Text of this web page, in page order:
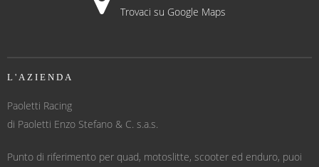
Trovaci su Google Maps
L'AZIENDA
Paoletti Racing
di Paoletti Enzo Stefano & C. s.a.s.
Punto di riferimento per quad, motoslitte, scooter ed enduro, puoi